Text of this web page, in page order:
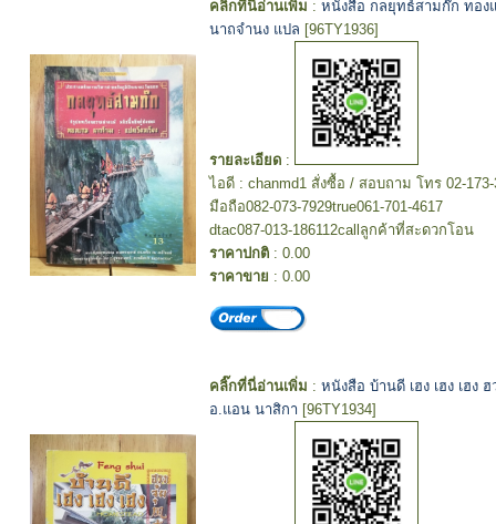
คลิ๊กที่นี่อ่านเพิ่ม : หนังสือ กลยุทธ์สามก๊ก ทอง
นาถจำนง แปล [96TY1936]
รายละเอียด :
ไอดี : chanmd1 สั่งซื้อ / สอบถาม โทร 02-173-
มือถือ082-073-7929true061-701-4617
dtac087-013-186112callลูกค้าที่สะดวกโอน
ราคาปกติ : 0.00
ราคาขาย : 0.00
คลิ๊กที่นี่อ่านเพิ่ม : หนังสือ บ้านดี เฮง เฮง เฮง ฮ
อ.แอน นาสิกา [96TY1934]